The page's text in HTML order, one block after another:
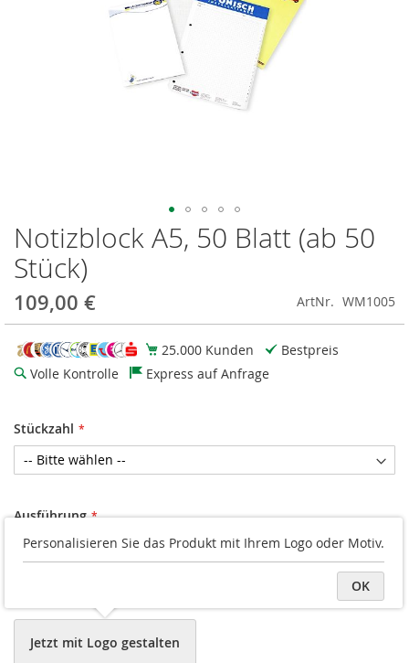
Notizblock A5, 50 Blatt (ab 50
Stück)
109,00 € ArtNr. WM1005
25.000 Kunden
Bestpreis
Volle Kontrolle
Express auf Anfrage
Stückzahl
Ausführung
Blanko
Jetzt mit Logo gestalten
Zum
Anfang
der
springen
Personalisieren Sie das Produkt mit Ihrem Logo oder Motiv.
OK